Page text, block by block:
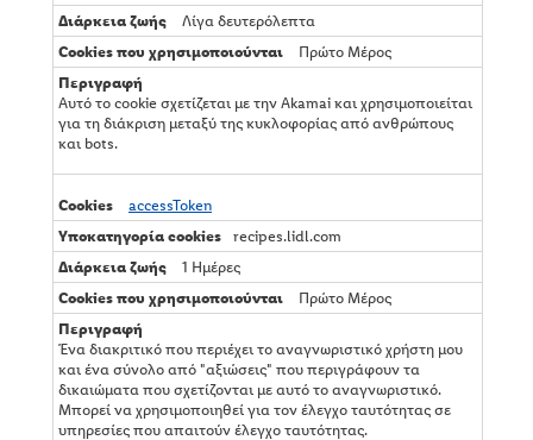
Λίγα δευτερόλεπτα
Πρώτο Μέρος
Αυτό το cookie σχετίζεται με την Akamai και χρησιμοποιείται
για τη διάκριση μεταξύ της κυκλοφορίας από ανθρώπους
και bots.
accessToken
recipes.lidl.com
1 Ημέρες
Πρώτο Μέρος
Ένα διακριτικό που περιέχει το αναγνωριστικό χρήστη μου
και ένα σύνολο από "αξιώσεις" που περιγράφουν τα
δικαιώματα που σχετίζονται με αυτό το αναγνωριστικό.
Μπορεί να χρησιμοποιηθεί για τον έλεγχο ταυτότητας σε
υπηρεσίες που απαιτούν έλεγχο ταυτότητας.